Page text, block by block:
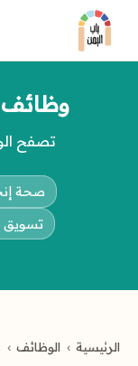
وظائف
تصفح
صحة
تسويق
الرئيسية الوظائف